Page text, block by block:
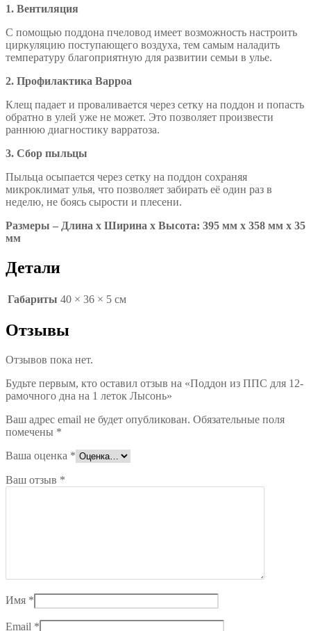
1. Вентиляция
С помощью поддона пчеловод имеет возможность настроить
циркуляцию поступающего воздуха, тем самым наладить
температуру благоприятную для развитии семьи в улье.
2. Профилактика Варроа
Клещ падает и проваливается через сетку на поддон и попасть
обратно в улей уже не может. Это позволяет произвести
раннюю диагностику варратоза.
3. Сбор пыльцы
Пыльца осыпается через сетку на поддон сохраняя
микроклимат улья, что позволяет забирать её один раз в
неделю, не боясь сырости и плесени.
Размеры – Длина x Ширина x Высота: 395 мм x 358 мм x 35
мм
Детали
Габариты 40 × 36 × 5 см
Отзывы
Отзывов пока нет.
Будьте первым, кто оставил отзыв на «Поддон из ППС для 12-
рамочного дна на 1 леток Лысонь»
Ваш адрес email не будет опубликован. Обязательные поля
помечены *
Ваша оценка *
Ваш отзыв *
Имя *
Email *